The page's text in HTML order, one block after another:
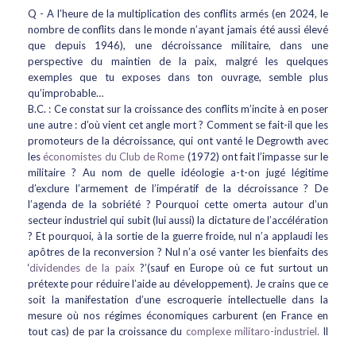
Q - A l’heure de la multiplication des conflits armés (en 2024, le
nombre de conflits dans le monde n’ayant jamais été aussi élevé
que depuis 1946), une décroissance militaire, dans une
perspective du maintien de la paix, malgré les quelques
exemples que tu exposes dans ton ouvrage, semble plus
qu’improbable…
B.C. : Ce constat sur la croissance des conflits m’incite à en poser
une autre : d’où vient cet angle mort ? Comment se fait-il que les
promoteurs de la décroissance, qui ont vanté le Degrowth avec
leséconomistes du Club de Rome (1972) ont fait l’impasse sur le
militaire ? Au nom de quelle idéologie a-t-on jugé légitime
d’exclure l’armement de l’impératif de la décroissance ? De
l’agenda de la sobriété ? Pourquoi cette omerta autour d’un
secteur industriel qui subit (lui aussi) la dictature de l’accélération
? Et pourquoi, à la sortie de la guerre froide, nul n’a applaudi les
apôtres de la reconversion ? Nul n’a osé vanter les bienfaits des
‘dividendes de la paix ?’(sauf en Europe où ce fut surtout un
prétexte pour réduire l’aide au développement). Je crains que ce
soit la manifestation d’une escroquerie intellectuelle dans la
mesure où nos régimes économiques carburent (en France en
tout cas) de par la croissance du complexe militaro-industriel. Il